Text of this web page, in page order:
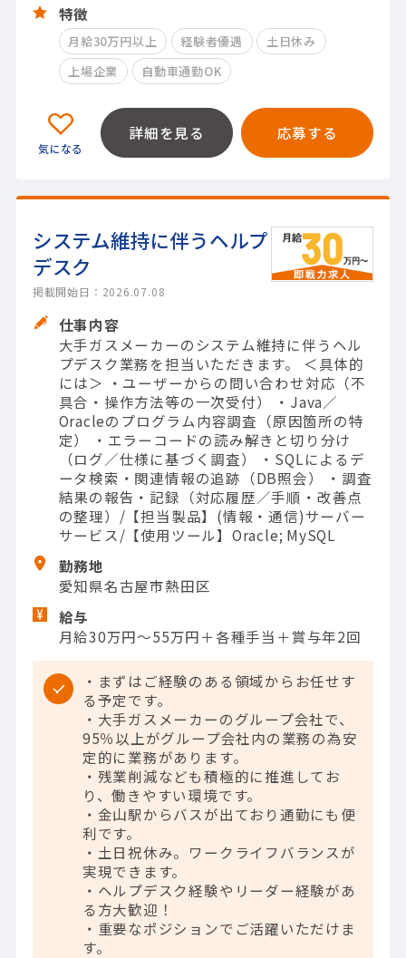
特徴
月給30万円以上 経験者優遇
土日休み
上場企業
自動車通勤OK
詳細を見る 応募する
システム維持に伴うヘルプ
デスク
掲載開始日：2026.07.08
仕事内容
大手ガスメーカーのシステム維持に伴うヘル
プデスク業務を担当いただきます。 ＜具体的
には＞ ・ユーザーからの問い合わせ対応（不
具合・操作方法等の一次受付） ・Java／
Oracleのプログラム内容調査（原因箇所の特
定） ・エラーコードの読み解きと切り分け
（ログ／仕様に基づく調査） ・SQLによるデ
ータ検索・関連情報の追跡（DB照会） ・調査
結果の報告・記録（対応履歴／手順・改善点
の整理）/【担当製品】(情報・通信)サーバー
サービス/【使用ツール】Oracle; MySQL
勤務地
愛知県名古屋市熱田区
給与
月給30万円～55万円＋各種手当＋賞与年2回
・まずはご経験のある領域からお任せす
る予定です。
・大手ガスメーカーのグループ会社で、
95％以上がグループ会社内の業務の為安
定的に業務があります。
・残業削減なども積極的に推進してお
り、働きやすい環境です。
・金山駅からバスが出ており通勤にも便
利です。
・土日祝休み。ワークライフバランスが
実現できます。
・ヘルプデスク経験やリーダー経験があ
る方大歓迎！
・重要なポジションでご活躍いただけま
す。